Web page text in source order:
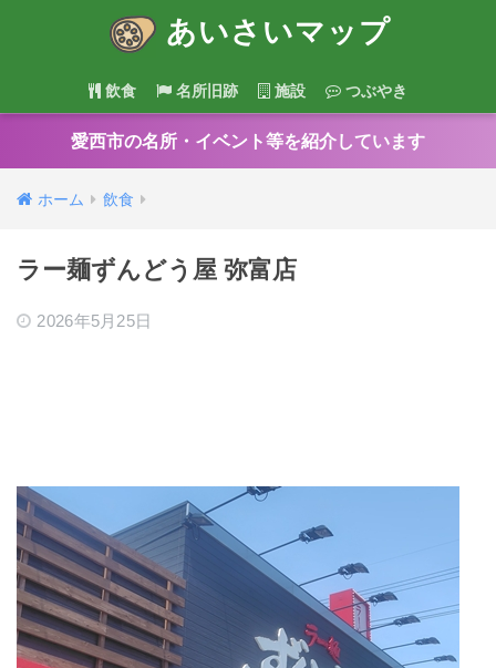
あいさいマップ
飲食 名所旧跡 施設 つぶやき
愛西市の名所・イベント等を紹介しています
ホーム 飲食
ラー麺ずんどう屋 弥富店
2026年5月25日